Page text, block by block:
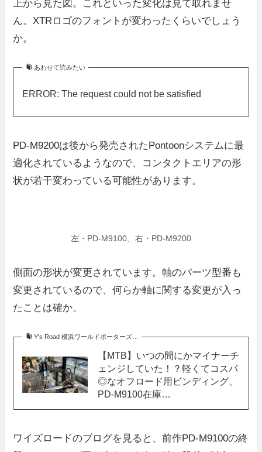
上から見た図。これといった変化は見て取れませ
ん。XTRロゴのフォントが変わったくらいでしょう
か。
あわせて読みたい
ERROR: The request could not be satisfied
PD-M9200は後から発売されたPontoonシステムに最
適化されているようなので、コンタクトエリアの形
状が若干変わっている可能性があります。
左・PD-M9100、右・PD-M9200
側面の形状が変更されています。軸のパーツ型番も
変更されているので、何らか軸に関する変更が入っ
たことは確か。
Y's Road 横浜ワールドポーターズ…
【MTB】いつの間にかマイナーチ
ェンジしていた！？軽くてコスパ
◎なオフロード用ビンディング、
PD-M9100在庫…
ワイズロードのブログを見ると、前作PD-M9100の終